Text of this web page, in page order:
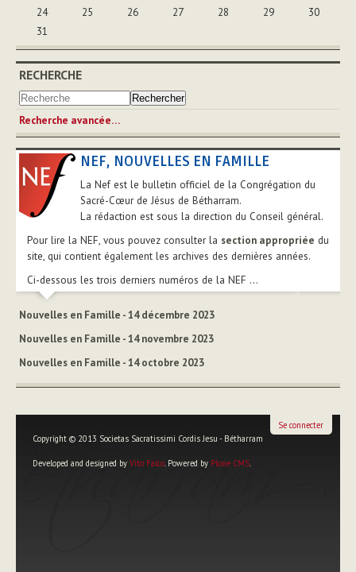
24
25 26 27 28 29
30
31
RECHERCHE
Recherche avancée…
NEF, NOUVELLES EN FAMILLE
La Nef est le bulletin officiel de la Congrégation du
Sacré-Cœur de Jésus de Bétharram.
La rédaction est sous la direction du Conseil général.
Pour lire la NEF, vous pouvez consulter la section appropriée du
site, qui contient également les archives des dernières années.
Ci-dessous les trois derniers numéros de la NEF ...
Nouvelles en Famille - 14 décembre 2023
Nouvelles en Famille - 14 novembre 2023
Nouvelles en Famille - 14 octobre 2023
Copyright © 2013 Societas Sacratissimi Cordis Jesu - Bétharram
Developed and designed by Vito Falco. Powered by Plone CMS.
Se connecter